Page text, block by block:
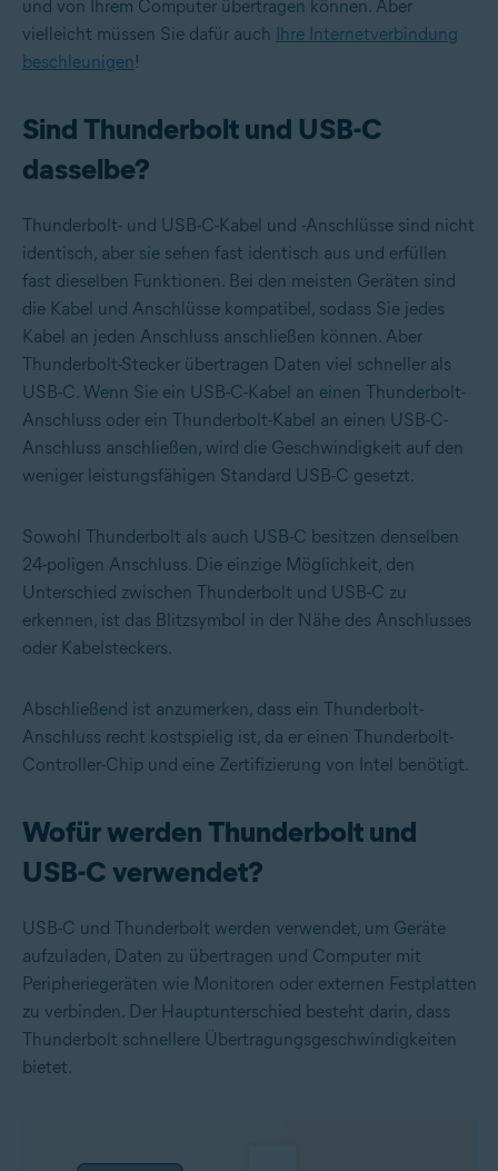
und von Ihrem Computer übertragen können. Aber
vielleicht müssen Sie dafür auch Ihre Internetverbindung
beschleunigen !
Sind Thunderbolt und USB-C
dasselbe?
Thunderbolt- und USB-C-Kabel und -Anschlüsse sind nicht
identisch, aber sie sehen fast identisch aus und erfüllen
fast dieselben Funktionen. Bei den meisten Geräten sind
die Kabel und Anschlüsse kompatibel, sodass Sie jedes
Kabel an jeden Anschluss anschließen können. Aber
Thunderbolt-Stecker übertragen Daten viel schneller als
USB-C. Wenn Sie ein USB-C-Kabel an einen Thunderbolt-
Anschluss oder ein Thunderbolt-Kabel an einen USB-C-
Anschluss anschließen, wird die Geschwindigkeit auf den
weniger leistungsfähigen Standard USB-C gesetzt.
Sowohl Thunderbolt als auch USB-C besitzen denselben
24-poligen Anschluss. Die einzige Möglichkeit, den
Unterschied zwischen Thunderbolt und USB-C zu
erkennen, ist das Blitzsymbol in der Nähe des Anschlusses
oder Kabelsteckers.
Abschließend ist anzumerken, dass ein Thunderbolt-
Anschluss recht kostspielig ist, da er einen Thunderbolt-
Controller-Chip und eine Zertifizierung von Intel benötigt.
Wofür werden Thunderbolt und
USB-C verwendet?
USB-C und Thunderbolt werden verwendet, um Geräte
aufzuladen, Daten zu übertragen und Computer mit
Peripheriegeräten wie Monitoren oder externen Festplatten
zu verbinden. Der Hauptunterschied besteht darin, dass
Thunderbolt schnellere Übertragungsgeschwindigkeiten
bietet.